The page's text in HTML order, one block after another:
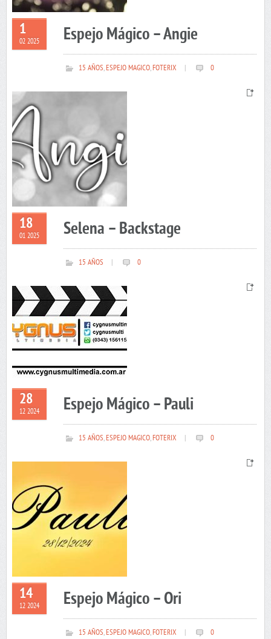
1
02 2025 Espejo Mágico – Angie
15 AÑOS,ESPEJO MAGICO,FOTERIX 0
18
01 2025 Selena – Backstage
15 AÑOS 0
28
12 2024 Espejo Mágico – Pauli
15 AÑOS,ESPEJO MAGICO,FOTERIX 0
14
12 2024 Espejo Mágico – Ori
15 AÑOS,ESPEJO MAGICO,FOTERIX 0